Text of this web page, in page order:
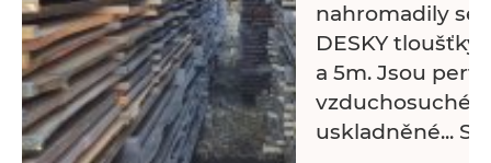
nahromadily se
DESKY tloušťky
a 5m. Jsou
vzduchosuché,
uskladněné...